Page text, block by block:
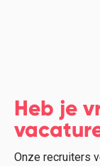
Heb je
Onze recruiters